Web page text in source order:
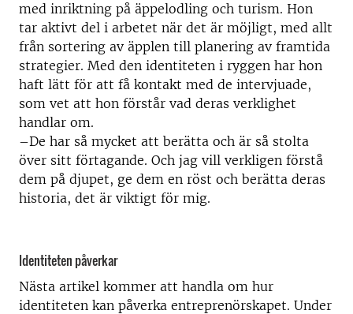
med inriktning på äppelodling och turism. Hon
tar aktivt del i arbetet när det är möjligt, med allt
från sortering av äpplen till planering av framtida
strategier. Med den identiteten i ryggen har hon
haft lätt för att få kontakt med de intervjuade,
som vet att hon förstår vad deras verklighet
handlar om.
–De har så mycket att berätta och är så stolta
över sitt förtagande. Och jag vill verkligen förstå
dem på djupet, ge dem en röst och berätta deras
historia, det är viktigt för mig.
Identiteten påverkar
Nästa artikel kommer att handla om hur
identiteten kan påverka entreprenörskapet. Under